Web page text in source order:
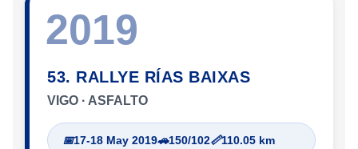
2019
53. RALLYE RÍAS BAIXAS
VIGO · ASFALTO
📅17-18 May 2019🚗150/102📏110.05 km